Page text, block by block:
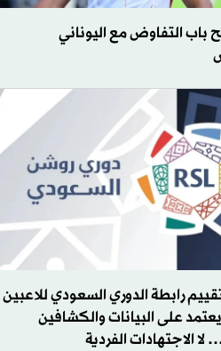
باب التفاوض مع اليوناني
رابطة الدوري السعودي للاعبين
على البيانات والكشافين
الاجتهادات الفردية